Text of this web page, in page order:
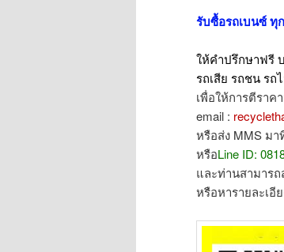
รับซื้อรถเบนซ์ ทุ
ให้คำปรึกษาฟรี
รถเสีย รถชน ร
เพื่อให้การตีราค
email :
หรือส่ง MMS มา
หรือLine ID:
และท่านสามาร
หรือหารายละเอี